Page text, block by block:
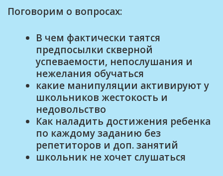
Поговорим о вопросах:
В чем фактически таятся
предпосылки скверной
успеваемости, непослушания и
нежелания обучаться
какие манипуляции активируют у
школьников жестокость и
недовольство
Как наладить достижения ребенка
по каждому заданию без
репетиторов и доп. занятий
школьник не хочет слушаться